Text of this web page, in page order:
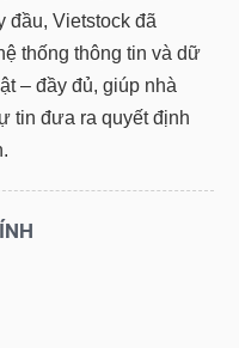
đầu, Vietstock đã
thống thông tin và dữ
– đầy đủ, giúp nhà
tin đưa ra quyết định